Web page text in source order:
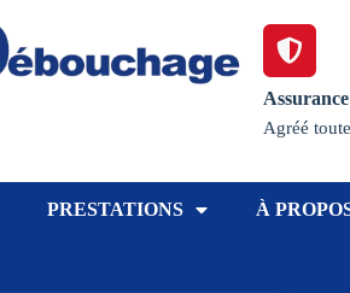
Assurance
Agréé
PRESTATIONS À